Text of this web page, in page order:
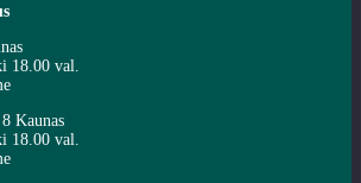
18.00 val.
Kaunas
18.00 val.